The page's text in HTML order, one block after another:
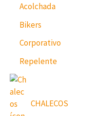
Acolchada
Bikers
Corporativo
Repelente
CHALECOS